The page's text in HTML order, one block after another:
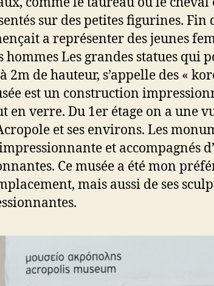
sur des petites figurines. Fin
a représenter des jeunes
hommes Les grandes statues qui
2m de hauteur, s’appelle des «
est un construction
en verre. Du 1er étage on a une
et ses environs. Les
et accompagnés
Ce musée a été mon
mais aussi de ses